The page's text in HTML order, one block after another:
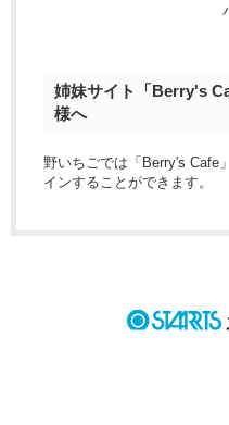
姉妹サイト「Berry's
様へ
野いちごでは「Berry's Cafe
インすることができます。